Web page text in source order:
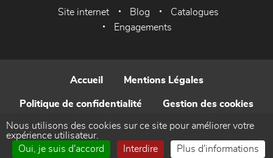
Site internet Blog
Catalogues
Engagements
Accueil Mentions Légales
Politique de confidentialité Gestion des cookies
Contact
Nous utilisons des cookies sur ce site pour améliorer votre
expérience utilisateur.
Oui, je suis d'accord
Interdire Plus d'informations